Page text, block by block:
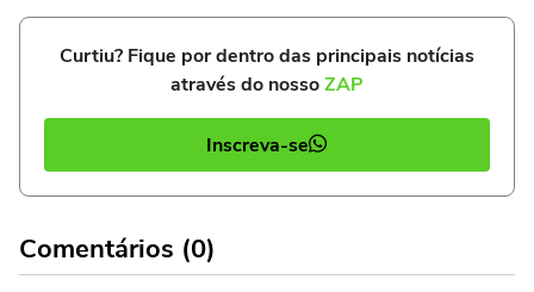
Curtiu? Fique por dentro das principais notícias
através do nossoZAP
Inscreva-se
Comentários (0)